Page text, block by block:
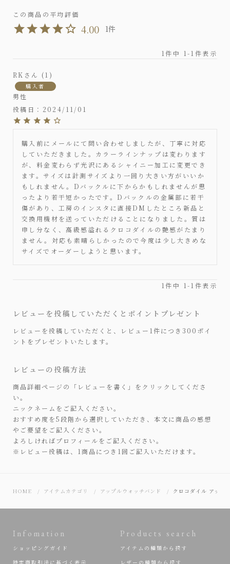
4.00 1
1件中 1 -1 件表示
RK 1
購入者
男性
投稿日
2024/11/01
購入前にメールにて問い合わせしましたが、丁寧に対応
していただきました。カラーラインナップは変わります
が、料金変わらず光沢にあるシャイニー加工に変更でき
ます。サイズは計測サイズより一回り大きい方がいいか
もしれません。Dバックルに下からかもしれませんが思
ったより若干短かったです。Dバックルの金属部に若干
傷があり、工房のインスタに直接DMしたところ新品と
交換用機材を送っていただけることになりました。質は
申し分なく、高級感溢れるクロコダイルの艶感がたまり
ません。対応も素晴らしかったので今度は少し大きめな
サイズでオーダーしようと思います。
1件中 1 -1 件表示
レビューを投稿していただくとポイントプレゼント
レビューを投稿していただくと、レビュー1件につき300ポイ
ントをプレゼントいたします。
レビューの投稿方法
商品詳細ページの「レビューを書く」をクリックしてくださ
い。
ニックネームをご記入ください。
おすすめ度を5段階から選択していただき、本文に商品の感想
やご要望をご記入ください。
よろしければプロフィールをご記入ください。
※レビュー投稿は、1商品につき1回ご記入いただけます。
HOME アイテムカテゴリ アップルウォッチバンド クロコダイル アップ
Infomation
ショッピングガイド
特定商取引法に基づく表示
Products search
アイテムの種類から探す
レザーの種類から探す